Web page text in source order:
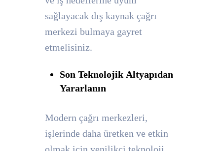
sağlayacak dış kaynak çağrı
merkezi bulmaya gayret
etmelisiniz.
Son Teknolojik Altyapıdan
Yararlanın
Modern çağrı merkezleri,
işlerinde daha üretken ve etkin